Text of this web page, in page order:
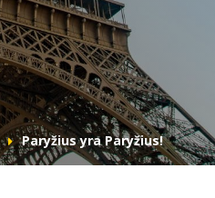
Paryžius yra Paryžius!